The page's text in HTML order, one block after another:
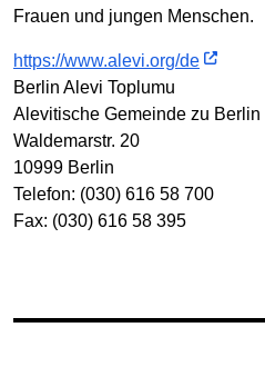
Frauen und jungen Menschen.
https://www.alevi.org/de
Berlin Alevi Toplumu
Alevitische Gemeinde zu Berlin
Waldemarstr. 20
10999 Berlin
Telefon: (030) 616 58 700
Fax: (030) 616 58 395